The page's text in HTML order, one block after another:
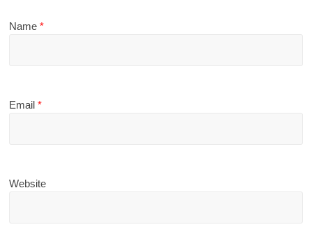
Name*
Email*
Website